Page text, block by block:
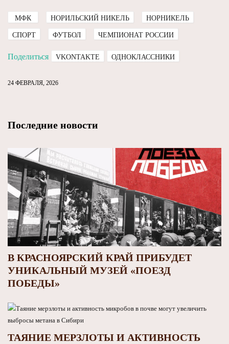
МФК НОРИЛЬСКИЙ НИКЕЛЬ НОРНИКЕЛЬ
СПОРТ ФУТБОЛ ЧЕМПИОНАТ РОССИИ
Поделиться VKONTAKTE ОДНОКЛАССНИКИ
24 ФЕВРАЛЯ, 2026
Последние новости
В КРАСНОЯРСКИЙ КРАЙ ПРИБУДЕТ
УНИКАЛЬНЫЙ МУЗЕЙ «ПОЕЗД
ПОБЕДЫ»
ТАЯНИЕ МЕРЗЛОТЫ И АКТИВНОСТЬ